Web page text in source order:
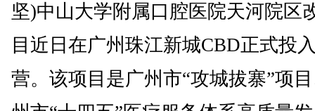
坚)中山大学附属口腔医院天河院区
目近日在广州珠江新城CBD正式投
营。该项目是广州市“攻城拔寨”项